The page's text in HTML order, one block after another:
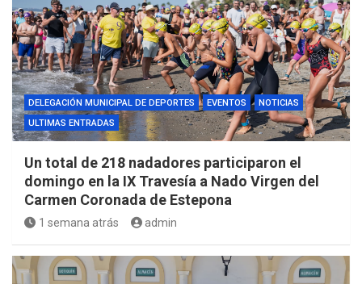
DELEGACIÓN MUNICIPAL DE DEPORTES EVENTOS
NOTICIAS
ULTIMAS ENTRADAS
Un total de 218 nadadores participaron el
domingo en la IX Travesía a Nado Virgen del
Carmen Coronada de Estepona
1 semana atrás admin